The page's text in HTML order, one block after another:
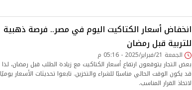
انخفاض أسعار الكتاكيت اليوم في مصر.. فرصة ذهبية
للتربية قبل رمضان
الجمعة 21/فبراير/2025 - 05:16 م
بعض التجار يتوقعون ارتفاع أسعار الكتاكيت مع زيادة الطلب قبل رمضان، لذا
قد يكون الوقت الحالي مناسبًا للشراء والتخزين. تابعوا تحديثات الأسعار يوميًا
لاتخاذ القرار المناسب.